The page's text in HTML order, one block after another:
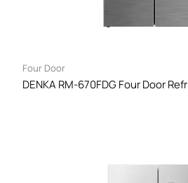
Four Door
DENKA RM-670FDG Four Door Refr